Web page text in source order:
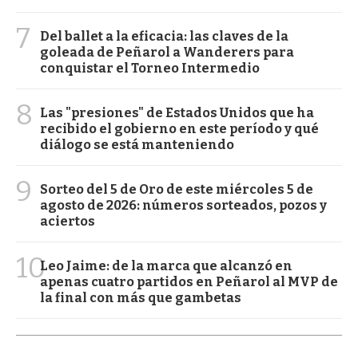
7
Del ballet a la eficacia: las claves de la
goleada de Peñarol a Wanderers para
conquistar el Torneo Intermedio
8
Las "presiones" de Estados Unidos que ha
recibido el gobierno en este período y qué
diálogo se está manteniendo
9
Sorteo del 5 de Oro de este miércoles 5 de
agosto de 2026: números sorteados, pozos y
aciertos
10Leo Jaime: de la marca que alcanzó en
apenas cuatro partidos en Peñarol al MVP de
la final con más que gambetas